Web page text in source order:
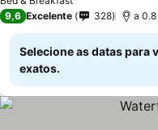
9,6 Excelente 328 a
Selecione as datas para
exatos.